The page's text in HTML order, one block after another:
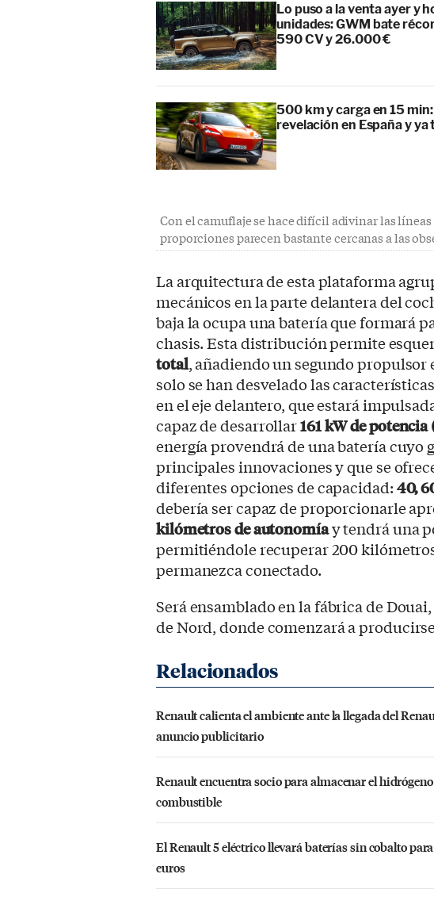
Lo puso a la venta ayer y
unidades: GWM bate
590 CV y 26.000 €
500 km y carga en 15
revelación en España y ya
Con el camuflaje se hace difícil adivinar las líneas
proporciones parecen bastante cercanas a las
La arquitectura de esta plataforma
mecánicos en la parte delantera del
baja la ocupa una batería que formará
chasis. Esta distribución permite
total, añadiendo un segundo propulsor
solo se han desvelado las
en el eje delantero, que estará
capaz de desarrollar161 kW de
energía provendrá de una batería cuyo
principales innovaciones y que se
diferentes opciones de capacidad:40,
debería ser capaz de proporcionarle
kilómetros de autonomíay tendrá una
permitiéndole recuperar 200
permanezca conectado.
Será ensamblado en la fábrica de
de Nord, donde comenzará a
Renault calienta el ambiente ante la llegada del
anuncio publicitario
Renault encuentra socio para almacenar el
combustible
El Renault 5 eléctrico llevará baterías sin cobalto
euros